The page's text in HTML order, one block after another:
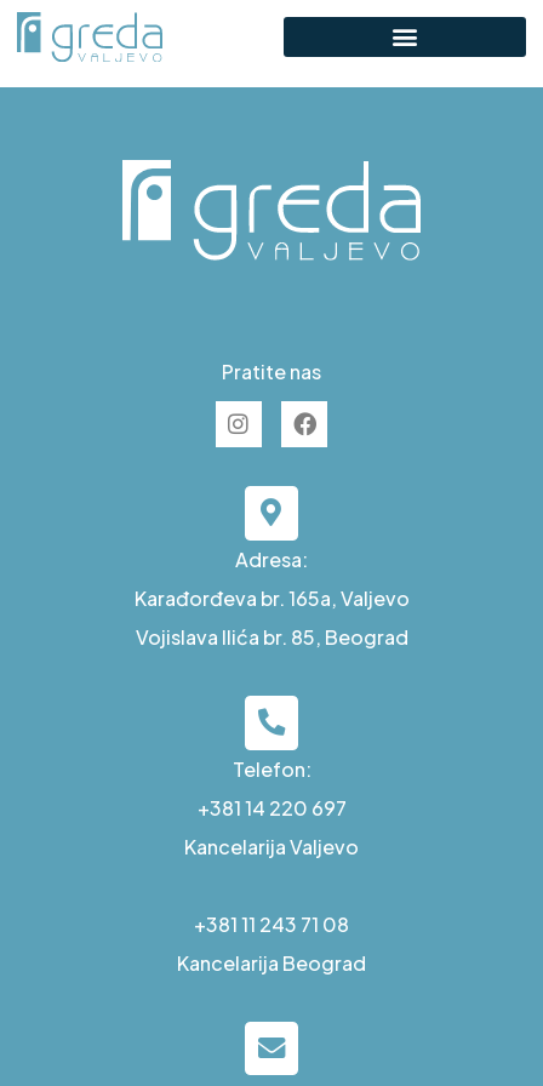
F S17
Pratite nas
Adresa:
Karađorđeva br. 165a, Valjevo
Vojislava Ilića br. 85, Beograd
Telefon:
+381 14 220 697
Kancelarija Valjevo
+381 11 243 71 08
Kancelarija Beograd